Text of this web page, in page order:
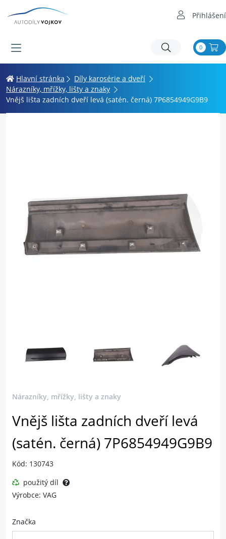
Přihlášení
0
Hlavní stránka
Díly karosérie a dveří
Nárazníky, mřížky, lišty a znaky
Vnějš lišta zadních dveří levá (satén. černá) 7P6854949G9B9
Nárazníky, mřížky, lišty a znaky
Vnějš lišta zadních dveří levá
(satén. černá) 7P6854949G9B9
Kód: 130743
použitý díl
Výrobce: VAG
Značka